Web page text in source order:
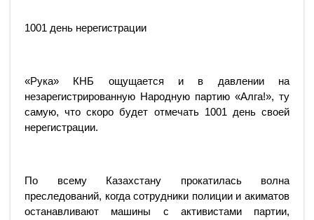
1001 день нерегистрации
«Рука» КНБ ощущается и в давлении на
незарегистрированную Народную партию «Алга!», ту
самую, что скоро будет отмечать 1001 день своей
нерегистрации.
По всему Казахстану прокатилась волна
преследований, когда сотрудники полиции и акиматов
останавливают машины с активистами партии,